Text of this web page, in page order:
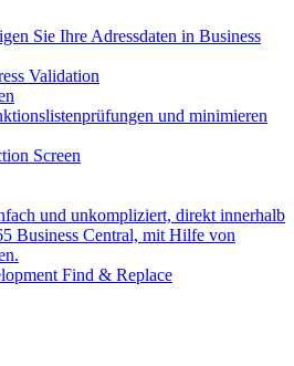
Sie Ihre Adressdaten in Business
Validation
und minimieren
Screen
und unkompliziert, direkt innerhalb
Business Central, mit Hilfe von
Find & Replace